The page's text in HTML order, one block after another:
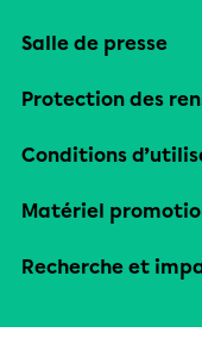
Salle de presse
Protection des
Conditions
Matériel
Recherche et